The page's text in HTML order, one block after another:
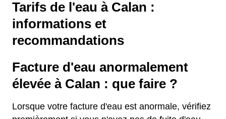
Tarifs de l'eau à Calan :
informations et
recommandations
Facture d'eau anormalement
élevée à Calan : que faire ?
Lorsque votre facture d'eau est anormale, vérifiez